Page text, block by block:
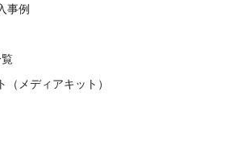
事例
メディアキット）